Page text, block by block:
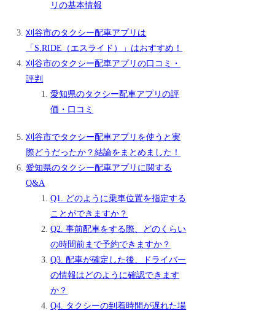
リの基本情報
刈谷市のタクシー配車アプリは
「S.RIDE（エスライド）」はおすすめ！
刈谷市のタクシー配車アプリの口コミ・
評判
愛知県のタクシー配車アプリの評
価・口コミ
刈谷市でタクシー配車アプリを使うと実
際どうだったか？結論をまとめました！
愛知県のタクシー配車アプリに関する
Q&A
Q1. どのように乗車位置を指定する
ことができますか？
Q2. 事前配車をする際、どのくらい
の時間前まで予約できますか？
Q3. 配車が確定した後、ドライバー
の情報はどのように確認できます
か？
Q4. タクシーの到着時間が遅れた場